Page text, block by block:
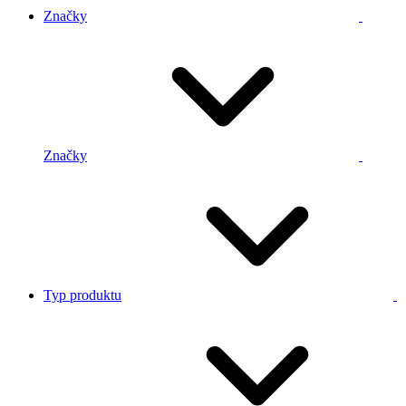
Značky
Značky
Typ produktu